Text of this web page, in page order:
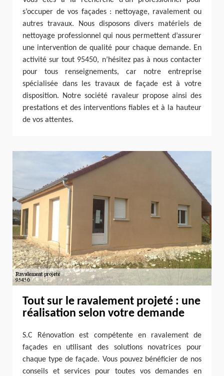
s’occuper de vos façades : nettoyage, ravalement ou
autres travaux. Nous disposons divers matériels de
nettoyage professionnel qui nous permettent d’assurer
une intervention de qualité pour chaque demande. En
activité sur tout 95450, n’hésitez pas à nous contacter
pour tous renseignements, car notre entreprise
spécialisée dans les travaux de façade est à votre
disposition. Notre société ravaleur propose ainsi des
prestations et des interventions fiables et à la hauteur
de vos attentes.
Tout sur le ravalement projeté : une
réalisation selon votre demande
S.C Rénovation est compétente en ravalement de
façades en utilisant des solutions novatrices pour
chaque type de façade. Vous pouvez bénéficier de nos
conseils et services pour toutes vos demandes en